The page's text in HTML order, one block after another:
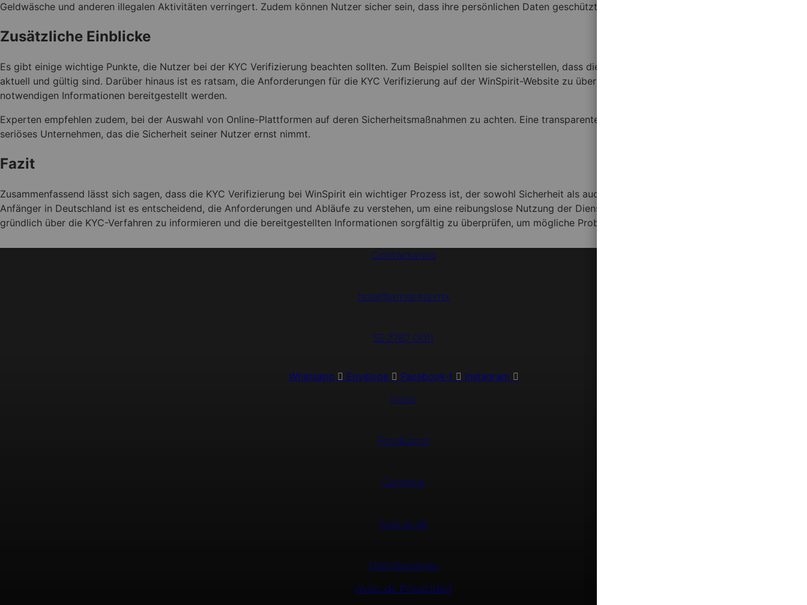
Geldwäsche und anderen illegalen Aktivitäten verringert. Zudem können Nutzer sicher sein, dass ihre persönlichen Daten geschützt sind.
Zusätzliche Einblicke
Es gibt einige wichtige Punkte, die Nutzer bei der KYC Verifizierung beachten sollten. Zum Beispiel sollten sie sicherstellen, dass die von ihnen bereitgestellten Dokumente
aktuell und gültig sind. Darüber hinaus ist es ratsam, die Anforderungen für die KYC Verifizierung auf der WinSpirit-Website zu überprüfen, um sicherzustellen, dass alle
notwendigen Informationen bereitgestellt werden.
Experten empfehlen zudem, bei der Auswahl von Online-Plattformen auf deren Sicherheitsmaßnahmen zu achten. Eine transparente KYC Verifizierung ist ein Zeichen für ein
seriöses Unternehmen, das die Sicherheit seiner Nutzer ernst nimmt.
Fazit
Zusammenfassend lässt sich sagen, dass die KYC Verifizierung bei WinSpirit ein wichtiger Prozess ist, der sowohl Sicherheit als auch Vertrauen in die Plattform fördert. Für
Anfänger in Deutschland ist es entscheidend, die Anforderungen und Abläufe zu verstehen, um eine reibungslose Nutzung der Dienste zu gewährleisten. Es wird empfohlen, sich
gründlich über die KYC-Verfahren zu informieren und die bereitgestellten Informationen sorgfältig zu überprüfen, um mögliche Probleme zu vermeiden.
Contáctanos
hola@amantia.mx
55 2767 0011
Whatsapp Envelope Facebook-f
Instagram
Inicio
Productos
Garantía
Acerca de
Distribuidoras
Aviso de Privacidad